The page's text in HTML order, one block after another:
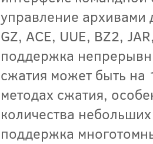
управление архивами
GZ, ACE, UUE, BZ2,
поддержка
сжатия может быть
методах сжатия,
количества
поддержка